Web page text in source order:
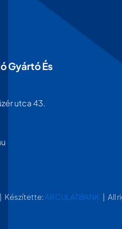
Gyártó És
utca 43.
Készítette: ARCULATBANK | All